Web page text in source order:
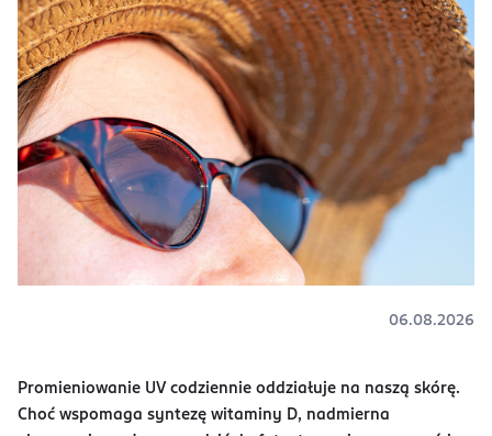
06.08.2026
Promieniowanie UV codziennie oddziałuje na naszą skórę.
Choć wspomaga syntezę witaminy D, nadmierna